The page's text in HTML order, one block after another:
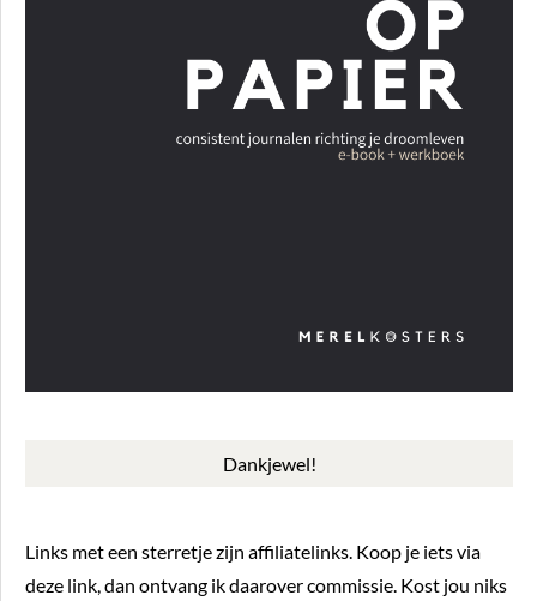
Dankjewel!
Links met een sterretje zijn affiliatelinks. Koop je iets via
deze link, dan ontvang ik daarover commissie. Kost jou niks